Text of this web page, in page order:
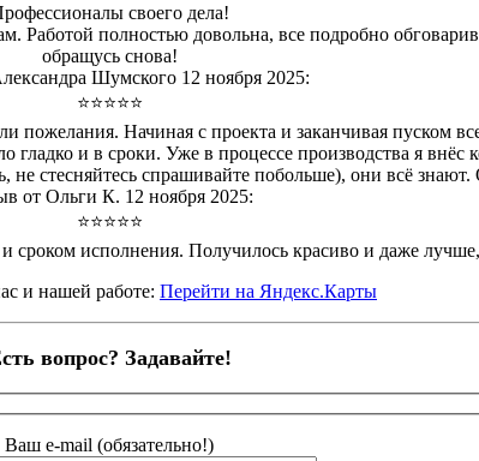
своего дела!
полностью довольна, все подробно
обращусь снова!
Шумского 12 ноября 2025:
⭐⭐⭐⭐⭐
пожелания. Начиная с проекта и заканчивая пуском
и в сроки. Уже в процессе производства я внёс
стесняйтесь спрашивайте побольше), они всё
от Ольги К. 12 ноября 2025:
⭐⭐⭐⭐⭐
сроком исполнения. Получилось красиво и даже
и нашей работе: Перейти на Яндекс.Карты
вопрос? Задавайте!
Ваш e-mail (обязательно!)